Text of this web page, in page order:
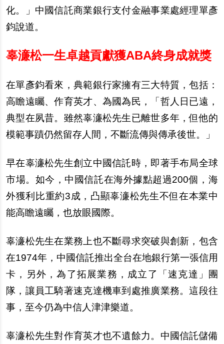
化。」中國信託商業銀行支付金融事業處經理單彥
鈞說道。
辜濓松一生卓越貢獻獲ABA終身成就獎
在單彥鈞看來，典範銀行家擁有三大特質，包括：
高瞻遠矚、作育英才、為國為民，「哲人日已遠，
典型在夙昔。雖然辜濓松先生已離世多年，但他的
模範事蹟仍然留存人間，不斷流傳與傳承後世。」
早在辜濓松先生創立中國信託時，即著手布局全球
市場。如今，中國信託在海外據點超過200個，海
外獲利比重約3成，凸顯辜濓松先生不但在本業中
能高瞻遠矚，也放眼國際。
辜濓松先生在業務上也不斷尋求突破與創新，包含
在1974年，中國信託推出全台在地銀行第一張信用
卡，另外，為了拓展業務，成立了「速克達」團
隊，讓員工騎著速克達機車到處推廣業務。這段往
事，至今仍為中信人津津樂道。
辜濓松先生對作育英才也不遺餘力。中國信託儲備